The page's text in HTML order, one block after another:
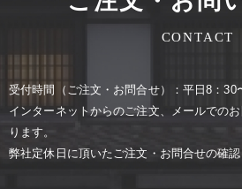
CONTACT
受付時間（ご注⽂・お問合せ）：平⽇8：30
インターネットからのご注⽂、メールでの
ります。
弊社定休⽇に頂いたご注⽂・お問合せの確認